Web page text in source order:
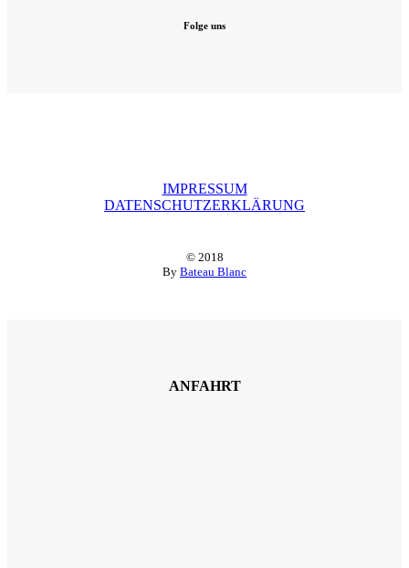
Folge uns
IMPRESSUM
DATENSCHUTZERKLÄRUNG
© 2018
By Bateau Blanc
ANFAHRT